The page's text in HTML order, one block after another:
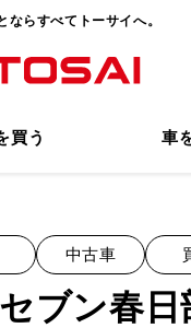
ならすべてトーサイへ。
買う 車
中古車
ブン春日